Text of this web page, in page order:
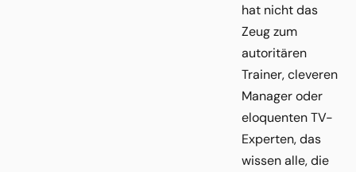
hat nicht das
Zeug zum
autoritären
Trainer, cleveren
Manager oder
eloquenten TV-
Experten, das
wissen alle, die